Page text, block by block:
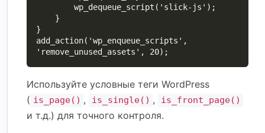
}
add_action('wp_enqueue_scripts',
'remove_unused_assets', 20);
Используйте условные теги WordPress
( is_page() , is_single() , is_front_page()
и т.д.) для точного контроля.